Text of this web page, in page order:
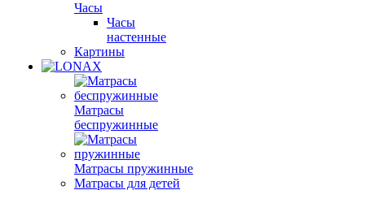
Часы
Часы
настенные
Картины
Матрасы
беспружинные
Матрасы пружинные
Матрасы для детей